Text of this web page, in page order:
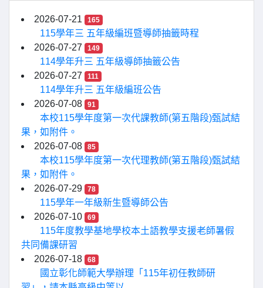
2026-07-21 165
115學年三 五年級編班暨導師抽籤時程
2026-07-27
149
114學年升三 五年級導師抽籤公告
2026-07-27
111
114學年升三 五年級編班公告
2026-07-08
91
本校115學年度第一次代課教師(第五階段)甄試結
果，如附件。
2026-07-08
85
本校115學年度第一次代理教師(第五階段)甄試結
果，如附件。
2026-07-29
78
115學年一年級新生暨導師公告
2026-07-10
69
115年度教學基地學校本土語教學支援老師暑假
共同備課研習
2026-07-18
68
國立彰化師範大學辦理「115年初任教師研